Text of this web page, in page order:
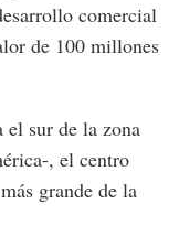
comercial
de 100 millones
el sur de la zona
, el centro
grande de la